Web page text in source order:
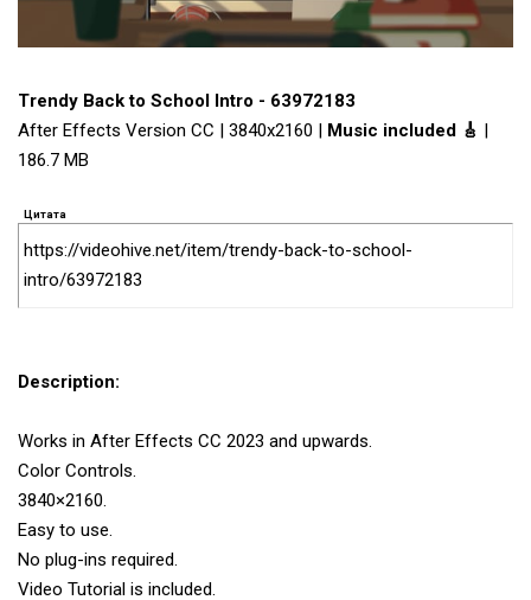
Trendy Back to School Intro - 63972183
After Effects Version CC | 3840x2160 | Music included 🎸 |
186.7 MB
Цитата
https://videohive.net/item/trendy-back-to-school-
intro/63972183
Description:
Works in After Effects CC 2023 and upwards.
Color Controls.
3840×2160.
Easy to use.
No plug-ins required.
Video Tutorial is included.